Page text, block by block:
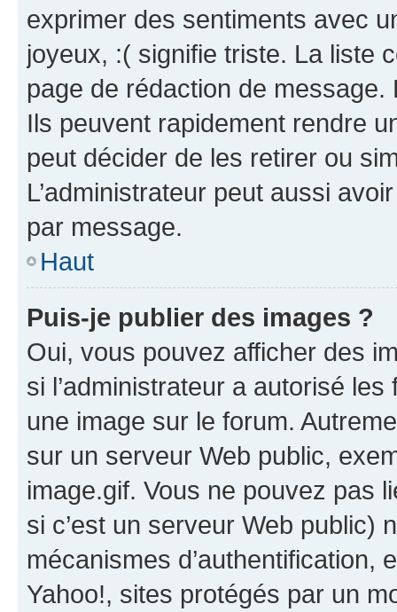
exprimer des sentiments avec
joyeux, :( signifie triste. La liste
page de rédaction de
Ils peuvent rapidement rendre
peut décider de les retirer ou
L’administrateur peut aussi
par message.
Haut
Puis-je publier des images ?
Oui, vous pouvez afficher des
si l’administrateur a autorisé
une image sur le forum.
sur un serveur Web public,
image.gif. Vous ne pouvez pas
si c’est un serveur Web public)
mécanismes d’authentification,
Yahoo!, sites protégés par un